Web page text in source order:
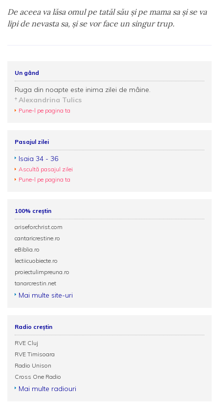
De aceea va lăsa omul pe tatăl său şi pe mama sa şi se va
lipi de nevasta sa, şi se vor face un singur trup.
Un gând
Ruga din noapte este inima zilei de mâine.
Alexandrina Tulics
Pune-l pe pagina ta
Pasajul zilei
Isaia 34 - 36
Ascultă pasajul zilei
Pune-l pe pagina ta
100% creștin
ariseforchrist.com
cantaricrestine.ro
eBiblia.ro
lectiicuobiecte.ro
proiectulimpreuna.ro
tanarcrestin.net
Mai multe site-uri
Radio creștin
RVE Cluj
RVE Timisoara
Radio Unison
Cross One Radio
Mai multe radiouri